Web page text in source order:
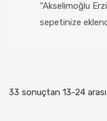
TEREYAĞLAR
PEKMEZLER
“Akselimoğlu
sepetinize
33 sonuçtan 13-24